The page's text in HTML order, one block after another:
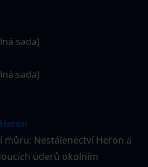
sada)
sada)
můru: Nestálenectví Heron a
úderů okolním